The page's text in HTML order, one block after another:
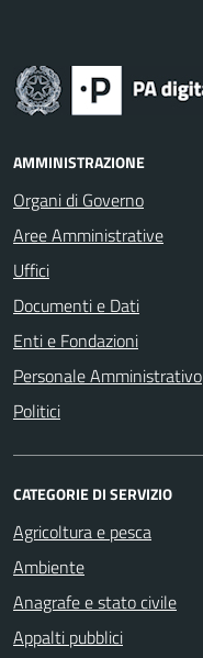
AMMINISTRAZIONE
Organi di Governo
Aree Amministrative
Uffici
Documenti e Dati
Enti e Fondazioni
Personale Amministrativo
Politici
CATEGORIE DI SERVIZIO
Agricoltura e pesca
Ambiente
Anagrafe e stato civile
Appalti pubblici